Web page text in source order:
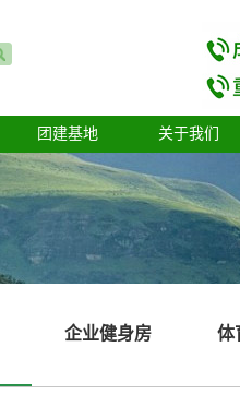
团建基地 关于我们
企业健身房 体